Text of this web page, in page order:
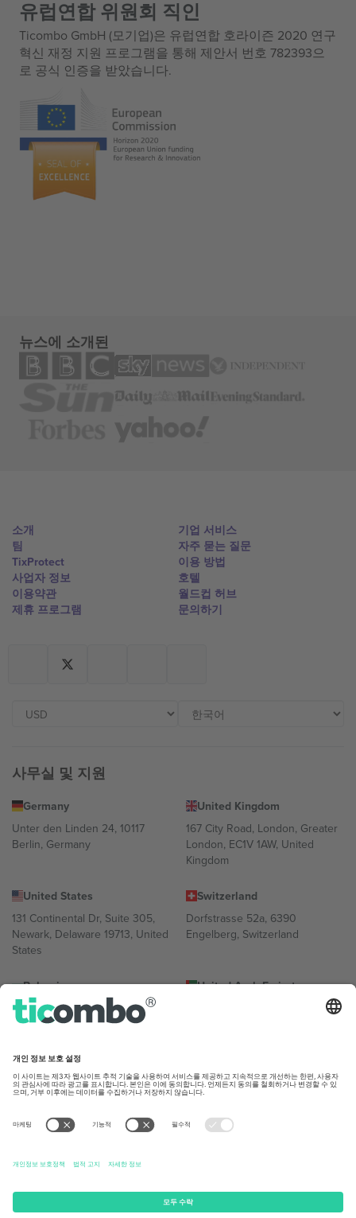
유럽연합 위원회 직인
Ticombo GmbH (모기업)은 유럽연합 호라이즌 2020 연구
혁신 재정 지원 프로그램을 통해 제안서 번호 782393으
로 공식 인증을 받았습니다.
뉴스에 소개된
소개
팀
TixProtect
사업자 정보
이용약관
제휴 프로그램
기업 서비스
자주 묻는 질문
이용 방법
호텔
월드컵 허브
문의하기
사무실 및 지원
Germany
Unter den Linden 24, 10117
Berlin, Germany
United Kingdom
167 City Road, London, Greater
London, EC1V 1AW, United
Kingdom
United States
131 Continental Dr, Suite 305,
Newark, Delaware 19713, United
States
Switzerland
Dorfstrasse 52a, 6390
Engelberg, Switzerland
Bulgaria
Regus Sofia City West, bul
Totleben 53-55, 1606 Sofia,
United Arab Emirates
UAE Dubai Silicon Oasis, DDP
Mexico
Av Chapultepec 360, Roma
Norte, Cuauhtémoc, 06700
Ciudad de México, CDMX,
수 있습니다. 자세한 내용은 특정 이벤트 페이지, 임프린트 및 약관
을 확인하세요.,
Can't be alone in Koren translation